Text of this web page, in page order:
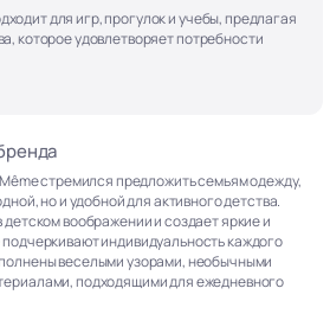
для игр, прогулок и учебы, предлагая
которое удовлетворяет потребности
стремился предложить семьям одежду,
но и удобной для активного детства.
воображении и создает яркие и
индивидуальность каждого
веселыми узорами, необычными
подходящими для ежедневного